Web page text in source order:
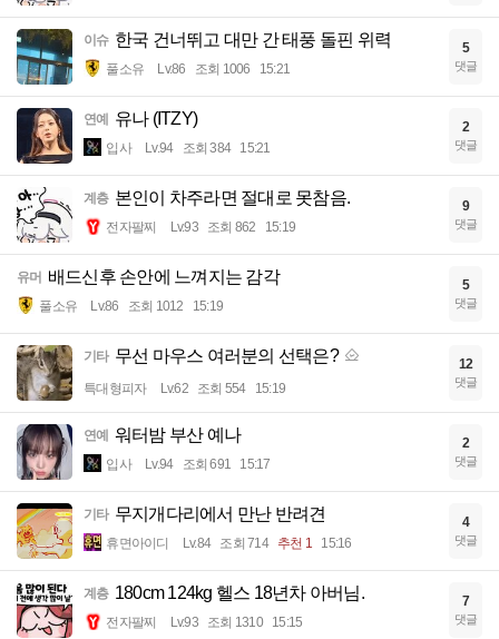
이슈 한국 건너뛰고 대만 간 태풍 돌핀 위력
풀소유 Lv.86 조회 1006 15:21
5
댓글
연예 유나 (ITZY)
입사 Lv.94 조회 384 15:21
2
댓글
계층 본인이 차주라면 절대로 못참음.
전자팔찌 Lv.93 조회 862 15:19
9
댓글
유머 배드신후 손안에 느껴지는 감각
풀소유 Lv.86 조회 1012 15:19
5
댓글
기타 무선 마우스 여러분의 선택은?
특대형피자 Lv.62 조회 554 15:19
12
댓글
연예 워터밤 부산 예나
입사 Lv.94 조회 691 15:17
2
댓글
기타 무지개다리에서 만난 반려견
휴면아이디 Lv.84 조회 714 추천 1 15:16
4
댓글
계층 180cm 124kg 헬스 18년차 아버님.
전자팔찌 Lv.93 조회 1310 15:15
7
댓글